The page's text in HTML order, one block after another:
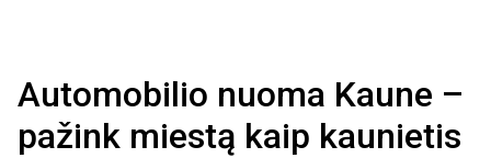
Automobilio nuoma Kaune –
pažink miestą kaip kaunietis